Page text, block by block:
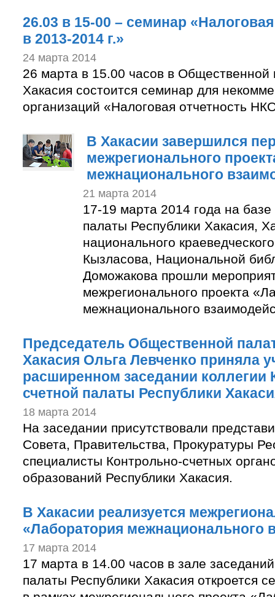
26.03 в 15-00 – семинар
в 2013-2014 г.»
24 марта 2014
26 марта в 15.00 часов в Общественной
Хакасия состоится семинар для
организаций «Налоговая отчетность
В Хакасии завершился
межрегионального
межнационального
21 марта 2014
17-19 марта 2014 года на
палаты Республики Хакасия,
национального
Кызласова, Национальной
Доможакова прошли
межрегионального проекта
межнационального
Председатель Общественной
Хакасия Ольга Левченко приняла
расширенном заседании коллегии
счетной палаты Республики
18 марта 2014
На заседании присутствовали
Совета, Правительства, Прокуратуры
специалисты Контрольно-счетных
образований Республики Хакасия.
В Хакасии реализуется
«Лаборатория межнационального
17 марта 2014
17 марта в 14.00 часов в зале
палаты Республики Хакасия откроется